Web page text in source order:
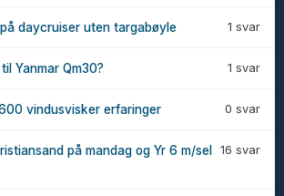
1 svar
daycruiser uten targabøyle
1 svar
Yanmar Qm30?
0 svar
vindusvisker erfaringer
16 svar
på mandag og Yr 6 m/sel